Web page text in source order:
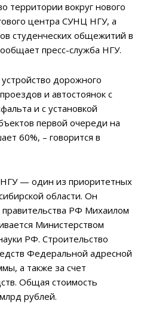
территории вокруг нового
центра СУНЦ НГУ, а
студенческих общежитий в
пресс-служба НГУ.
дорожного
и автостоянок с
и с установкой
первой очереди на
60%, – говорится в
НГУ — один из приоритетных
области. Он
РФ Михаилом
Министерством
РФ. Строительство
Федеральной адресной
а также за счет
Общая стоимость
рублей.